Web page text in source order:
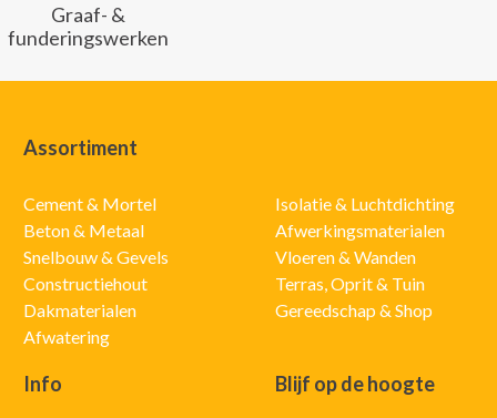
Graaf- &
funderingswerken
Assortiment
Cement & Mortel
Beton & Metaal
Snelbouw & Gevels
Constructiehout
Dakmaterialen
Afwatering
Isolatie & Luchtdichting
Afwerkingsmaterialen
Vloeren & Wanden
Terras, Oprit & Tuin
Gereedschap & Shop
Info Blijf op de hoogte